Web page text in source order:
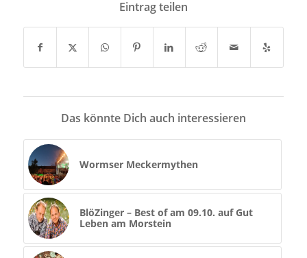
Eintrag teilen
Das könnte Dich auch interessieren
Wormser Meckermythen
BlöZinger – Best of am 09.10. auf Gut
Leben am Morstein